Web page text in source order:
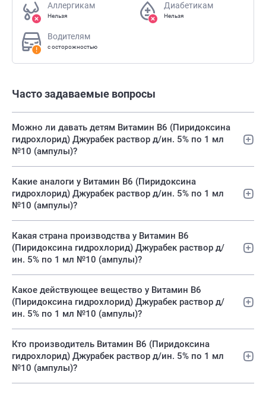
Аллергикам
Нельзя
Диабетикам
Нельзя
Водителям
с осторожностью
Часто задаваемые вопросы
Можно ли давать детям Витамин В6 (Пиридоксина
гидрохлорид) Джурабек раствор д/ин. 5% по 1 мл
№10 (ампулы)?
Какие аналоги у Витамин В6 (Пиридоксина
гидрохлорид) Джурабек раствор д/ин. 5% по 1 мл
№10 (ампулы)?
Какая страна производства у Витамин В6
(Пиридоксина гидрохлорид) Джурабек раствор д/
ин. 5% по 1 мл №10 (ампулы)?
Какое действующее вещество у Витамин В6
(Пиридоксина гидрохлорид) Джурабек раствор д/
ин. 5% по 1 мл №10 (ампулы)?
Кто производитель Витамин В6 (Пиридоксина
гидрохлорид) Джурабек раствор д/ин. 5% по 1 мл
№10 (ампулы)?